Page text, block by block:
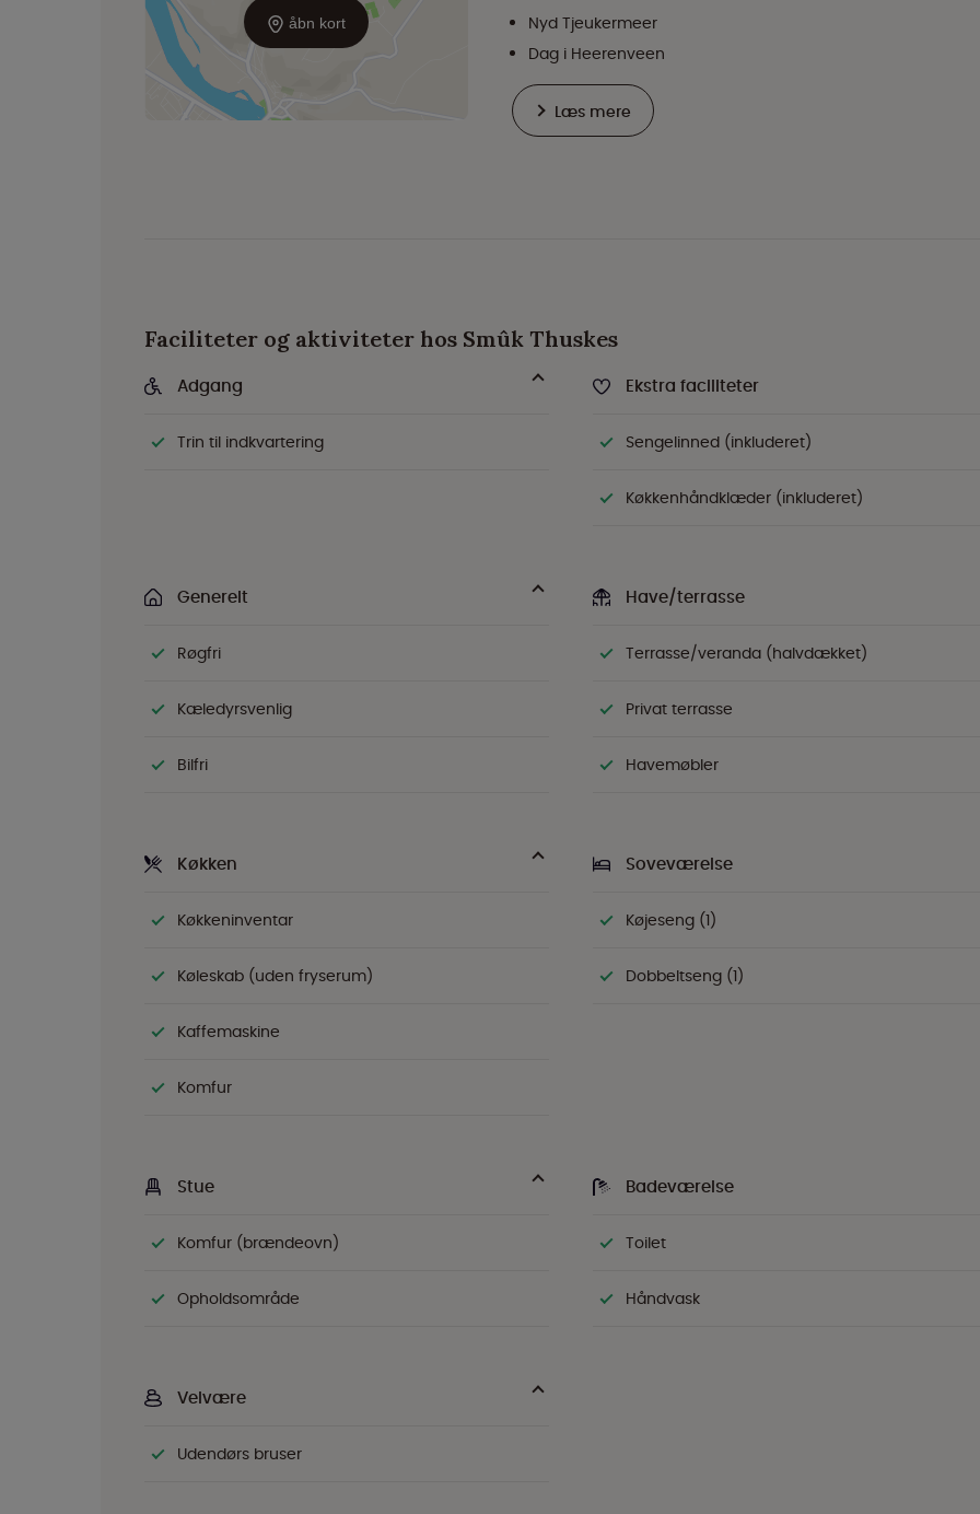
åbn kort
Nyd Tjeukermeer
Dag i Heerenveen
Læs mere
Faciliteter og aktiviteter hos Smûk Thuskes
Adgang
Trin til indkvartering
Ekstra faciliteter
Sengelinned (inkluderet)
Køkkenhåndklæder (inkluderet)
Generelt
Røgfri
Kæledyrsvenlig
Bilfri
Have/terrasse
Terrasse/veranda (halvdækket)
Privat terrasse
Havemøbler
Køkken
Køkkeninventar
Køleskab (uden fryserum)
Kaffemaskine
Komfur
Soveværelse
Køjeseng (1)
Dobbeltseng (1)
Stue
Komfur (brændeovn)
Opholdsområde
Badeværelse
Toilet
Håndvask
Velvære
Udendørs bruser